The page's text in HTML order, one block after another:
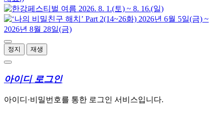
정지 재생
아이디 로그인
아이디·비밀번호를 통한 로그인 서비스입니다.